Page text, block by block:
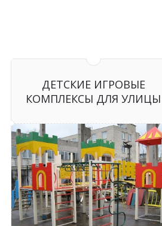
ДЕТСКИЕ ИГРОВЫЕ
КОМПЛЕКСЫ ДЛЯ УЛИЦЫ